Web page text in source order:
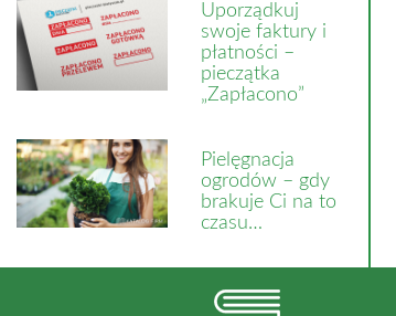
Uporządkuj
swoje faktury i
płatności –
pieczątka
„Zapłacono”
Pielęgnacja
ogrodów – gdy
brakuje Ci na to
czasu…